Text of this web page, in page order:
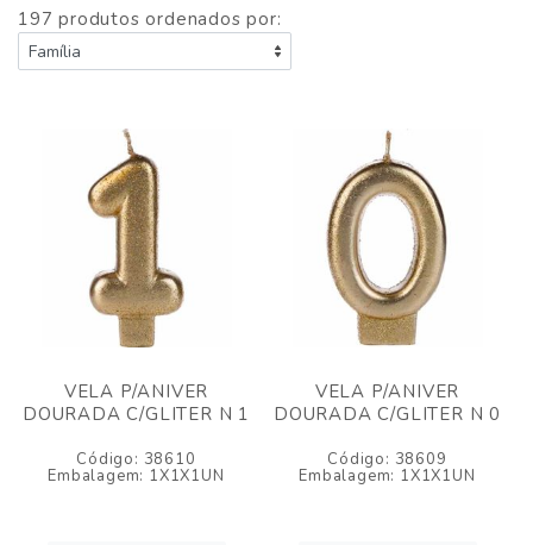
197 produtos ordenados por:
VELA P/ANIVER
DOURADA C/GLITER N 1
Código: 38610
Embalagem: 1X1X1UN
VELA P/ANIVER
DOURADA C/GLITER N 0
Código: 38609
Embalagem: 1X1X1UN